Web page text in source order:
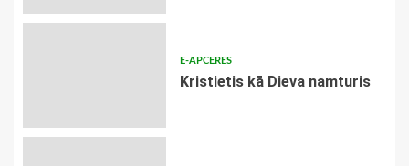
E-APCERES
Kristietis kā Dieva namturis